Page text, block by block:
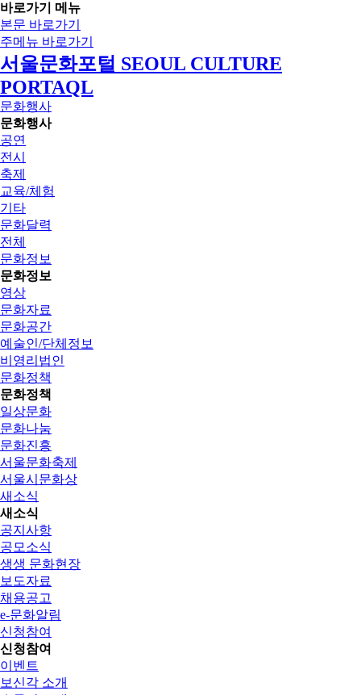
바로가기 메뉴
본문 바로가기
주메뉴 바로가기
서울문화포털 SEOUL CULTURE
PORTAQL
문화행사
문화행사
공연
전시
축제
교육/체험
기타
문화달력
전체
문화정보
문화정보
영상
문화자료
문화공간
예술인/단체정보
비영리법인
문화정책
문화정책
일상문화
문화나눔
문화진흥
서울문화축제
서울시문화상
새소식
새소식
공지사항
공모소식
생생 문화현장
보도자료
채용공고
e-문화알림
신청참여
신청참여
이벤트
보신각 소개